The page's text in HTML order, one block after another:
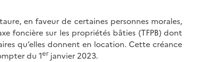
en faveur de certaines personnes morales,
foncière sur les propriétés bâties (TFPB) dont
qu’elles donnent en location. Cette créance
du 1er janvier 2023.